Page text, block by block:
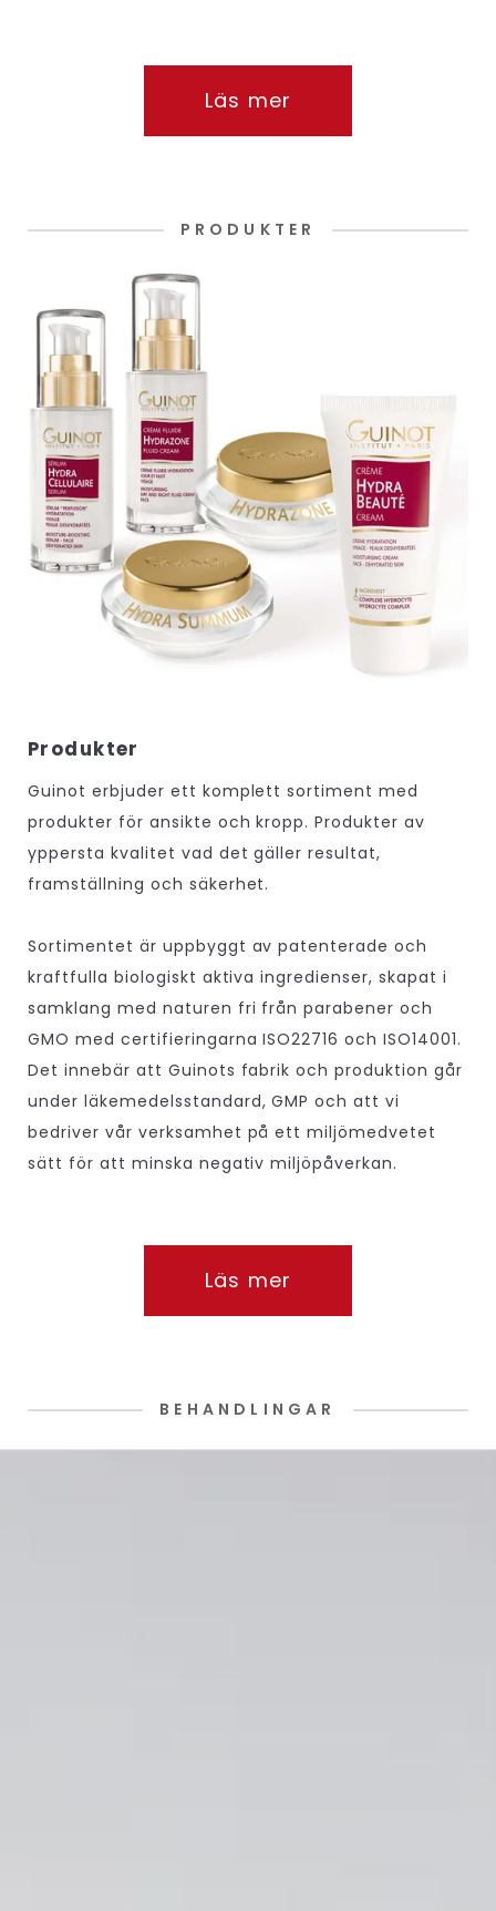
Läs mer
PRODUKTER
Produkter
Guinot erbjuder ett komplett sortiment med
produkter för ansikte och kropp. Produkter av
yppersta kvalitet vad det gäller resultat,
framställning och säkerhet.
Sortimentet är uppbyggt av patenterade och
kraftfulla biologiskt aktiva ingredienser, skapat i
samklang med naturen fri från parabener och
GMO med certifieringarna ISO22716 och ISO14001.
Det innebär att Guinots fabrik och produktion går
under läkemedelsstandard, GMP och att vi
bedriver vår verksamhet på ett miljömedvetet
sätt för att minska negativ miljöpåverkan.
Läs mer
BEHANDLINGAR